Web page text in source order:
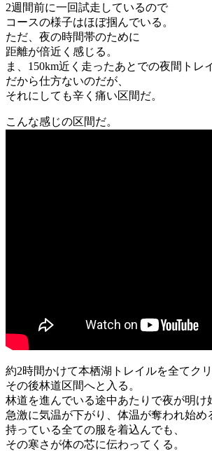
2週間前に一回試走しているので
コースの様子はほぼ掴んでいる。
ただ、夜の時間帯のために
距離が倍近く感じる。
ま、150km近く走ったあとでの夜間トレ
だから仕方ないのだが、
それにしても辛く痛い区間だ。
こんな感じの区間だ。
約2時間かけて本栖湖トレイルを全てクリ
その後林道区間へと入る。
林道を進んでいる途中あたりで夜が明け
急激に気温が下がり、体温が奪われ始め
持っている全ての服を着込んでも、
その寒さが体の芯に伝わってくる。